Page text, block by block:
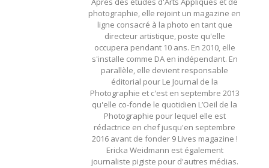
photographie, elle rejoint un magazine en
ligne consacré à la photo en tant que
directeur artistique, poste qu'elle
occupera pendant 10 ans. En 2010, elle
s'installe comme DA en indépendant. En
parallèle, elle devient responsable
éditorial pour Le Journal de la
Photographie et c'est en septembre 2013
qu'elle co-fonde le quotidien L’Oeil de la
Photographie pour lequel elle est
rédactrice en chef jusqu'en septembre
2016 avant de fonder 9 Lives magazine !
Ericka Weidmann est également
journaliste pigiste pour d'autres médias.